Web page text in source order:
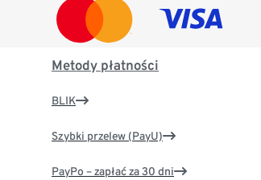
Metody płatności
BLIK
Szybki przelew (PayU)
PayPo – zapłać za 30 dni